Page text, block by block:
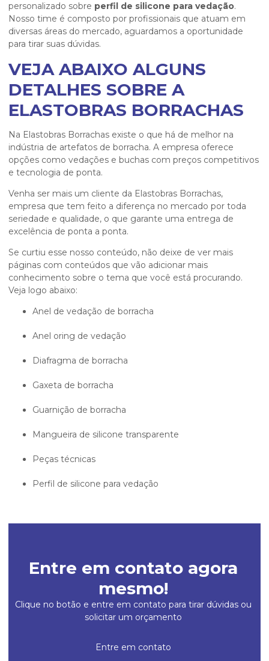
personalizado sobre perfil de silicone para vedação.
Nosso time é composto por profissionais que atuam em
diversas áreas do mercado, aguardamos a oportunidade
para tirar suas dúvidas.
VEJA ABAIXO ALGUNS
DETALHES SOBRE A
ELASTOBRAS BORRACHAS
Na Elastobras Borrachas existe o que há de melhor na
indústria de artefatos de borracha. A empresa oferece
opções como vedações e buchas com preços competitivos
e tecnologia de ponta.
Venha ser mais um cliente da Elastobras Borrachas,
empresa que tem feito a diferença no mercado por toda
seriedade e qualidade, o que garante uma entrega de
excelência de ponta a ponta.
Se curtiu esse nosso conteúdo, não deixe de ver mais
páginas com conteúdos que vão adicionar mais
conhecimento sobre o tema que você está procurando.
Veja logo abaixo:
anel de vedação de borracha
anel oring de vedação
diafragma de borracha
gaxeta de borracha
guarnição de borracha
mangueira de silicone transparente
peças técnicas
perfil de silicone para vedação
Entre em contato agora
mesmo!
Clique no botão e entre em contato para tirar dúvidas ou
solicitar um orçamento
Entre em contato